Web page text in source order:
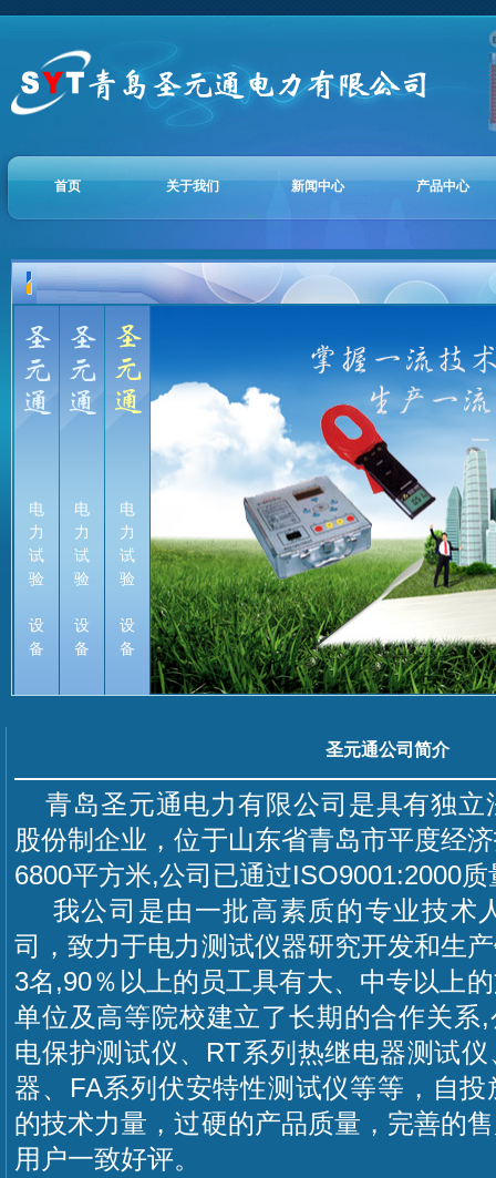
首页 关于我们 新闻中心 产品中心
电
力
试
验
设
备
电
力
试
验
设
备
电
力
试
验
设
备
圣元通公司简介
青岛圣元通电力有限公司是具有独
股份制企业，位于山东省青岛市平度经
6800平方米,公司已通过ISO9001:2000
我公司是由一批高素质的专业技术
司，致力于电力测试仪器研究开发和生
3名,90％以上的员工具有大、中专以上
单位及高等院校建立了长期的合作关系
电保护测试仪、RT系列热继电器测试
器、FA系列伏安特性测试仪等等，自
的技术力量，过硬的产品质量，完善的
用户一致好评。